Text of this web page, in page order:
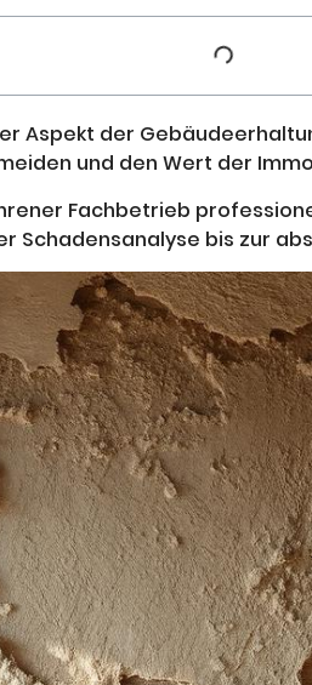
Aspekt der
und den Wert der
Fachbetrieb
Schadensanalyse bis zur